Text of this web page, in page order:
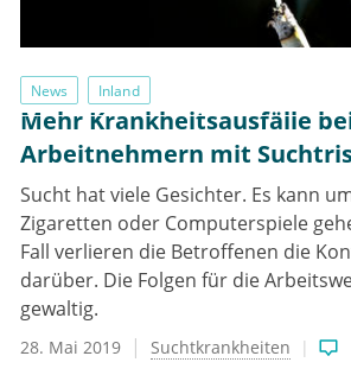
News Inland
Mehr Krankheitsausfälle
Arbeitnehmern mit
Sucht hat viele Gesichter. Es kann
Zigaretten oder Computerspiele
Fall verlieren die Betroffenen die
darüber. Die Folgen für die
gewaltig.
28. Mai 2019 Suchtkrankheiten